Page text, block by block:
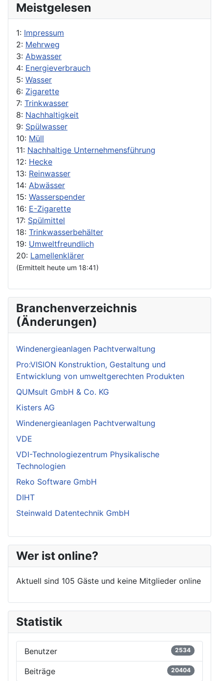
Meistgelesen
1: Impressum
2: Mehrweg
3: Abwasser
4: Energieverbrauch
5: Wasser
6: Zigarette
7: Trinkwasser
8: Nachhaltigkeit
9: Spülwasser
10: Müll
11: Nachhaltige Unternehmensführung
12: Hecke
13: Reinwasser
14: Abwässer
15: Wasserspender
16: E-Zigarette
17: Spülmittel
18: Trinkwasserbehälter
19: Umweltfreundlich
20: Lamellenklärer
(Ermittelt heute um 18:41)
Branchenverzeichnis
(Änderungen)
Windenergieanlagen Pachtverwaltung
Pro:VISION Konstruktion, Gestaltung und
Entwicklung von umweltgerechten Produkten
QUMsult GmbH & Co. KG
Kisters AG
Windenergieanlagen Pachtverwaltung
VDE
VDI-Technologiezentrum Physikalische
Technologien
Reko Software GmbH
DIHT
Steinwald Datentechnik GmbH
Wer ist online?
Aktuell sind 105 Gäste und keine Mitglieder online
Statistik
Benutzer 2534
Beiträge 20404